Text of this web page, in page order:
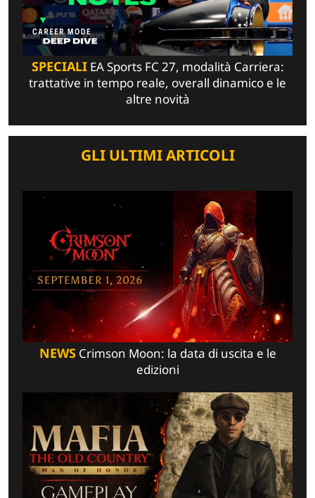
SPECIALIEA Sports FC 27, modalità Carriera:
trattative in tempo reale, overall dinamico e le
altre novità
GLI ULTIMI ARTICOLI
NEWSCrimson Moon: la data di uscita e le
edizioni